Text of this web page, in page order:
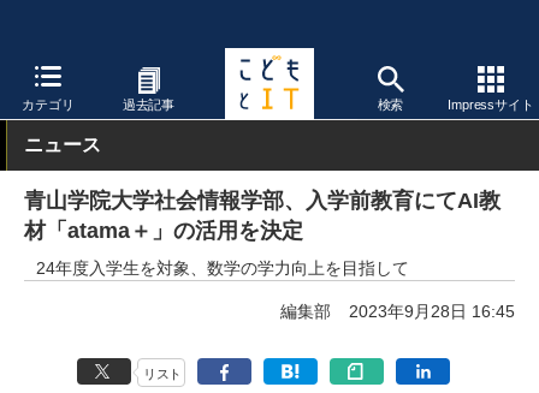
カテゴリ 過去記事 検索 Impressサイト
こどもとIT 校種 大学・短大・専門学校
ニュース
青山学院大学社会情報学部、入学前教育にてAI教
材「atama＋」の活用を決定
24年度入学生を対象、数学の学力向上を目指して
編集部 2023年9月28日 16:45
リスト